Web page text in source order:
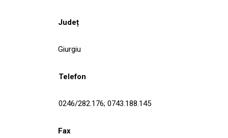
Județ
Giurgiu
Telefon
0246/282.176; 0743.188.145
Fax